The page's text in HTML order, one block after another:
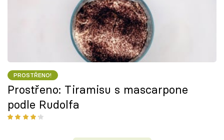
PROSTŘENO!
Prostřeno: Tiramisu s mascarpone
podle Rudolfa